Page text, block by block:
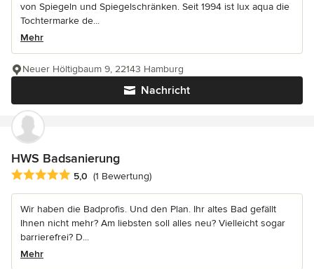
von Spiegeln und Spiegelschränken. Seit 1994 ist lux aqua die
Tochtermarke de...
Mehr
Nachricht
Neuer Höltigbaum 9, 22143 Hamburg
HWS Badsanierung
Durchschnittliche Bewertung: 5 von 5 Sternen
5,0 (1 Bewertung)
Wir haben die Badprofis. Und den Plan. Ihr altes Bad gefällt
Ihnen nicht mehr? Am liebsten soll alles neu? Vielleicht sogar
barrierefrei? D...
Mehr